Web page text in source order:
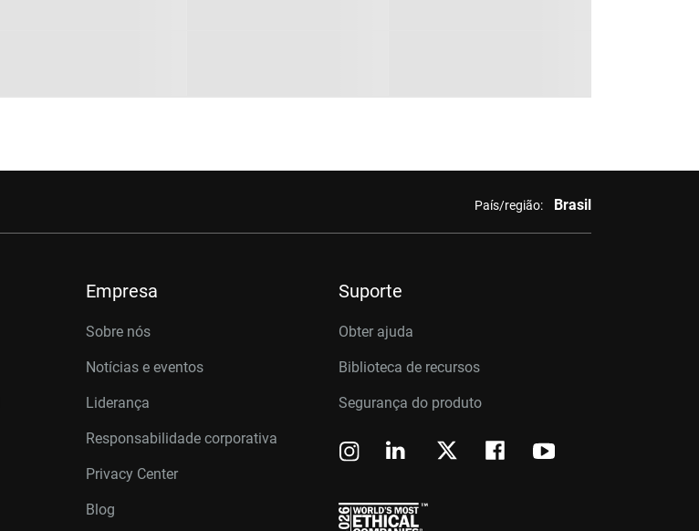
País/região: Brasil
Empresa
Sobre nós
Notícias e eventos
Liderança
Responsabilidade corporativa
Privacy Center
Blog
Suporte
Obter ajuda
Biblioteca de recursos
Segurança do produto